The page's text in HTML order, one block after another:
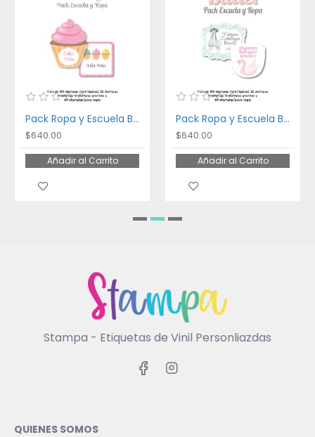
Pack Ropa y Escuela Bakery
$640.00
Añadir al Carrito
Pack Ropa y Escuela Ballet
$640.00
Añadir al Carrito
Stampa - Etiquetas de Vinil Personliazdas
QUIENES SOMOS